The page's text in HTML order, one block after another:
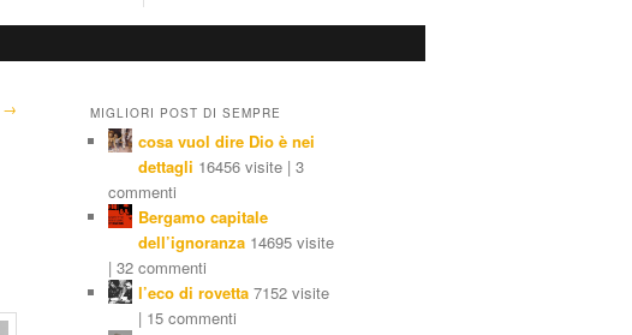
→ MIGLIORI POST DI SEMPRE
cosa vuol dire Dio è nei
dettagli 16456 visite | 3
commenti
Bergamo capitale
dell’ignoranza 14695 visite
| 32 commenti
l’eco di rovetta 7152 visite
| 15 commenti